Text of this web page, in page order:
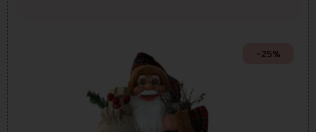
-25%